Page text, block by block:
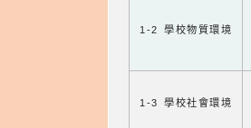
1-2 學校物質環境
1-3 學校社會環境